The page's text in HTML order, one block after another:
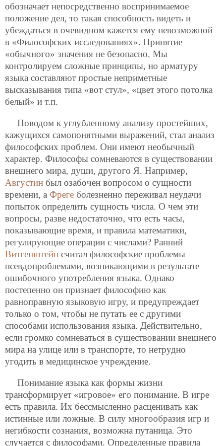
обозначает непосредственно воспринимаемое
положение дел, то такая способность видеть и
убеждаться в очевидном кажется ему невозможной
в «Философских исследованиях». Принятие
«обычного» значения не безопасно. Мы
контролируем сложные принципы, но арматуру
языка составляют простые неприметные
высказывания типа «вот стул», «цвет этого потолка
белый» и т.п.
Поводом к углубленному анализу простейших,
кажущихся самопонятными выражений, стал анализ
философских проблем. Они имеют необычный
характер. Философы сомневаются в существовании
внешнего мира, души, другого Я. Например,
Августин был озабочен вопросом о сущности
времени, а Фреге болезненно переживал неудачи
попыток определить сущность числа. О чем эти
вопросы, разве недостаточно, что есть часы,
показывающие время, и правила математики,
регулирующие операции с числами? Ранний
Витгенштейн считал философские проблемы
псевдопроблемами, возникающими в результате
ошибочного употребления языка. Однако
постепенно он признает философию как
равноправную языковую игру, и предупреждает
только о том, чтобы не путать ее с другими
способами использования языка. Действительно,
если громко сомневаться в существовании внешнего
мира на улице или в транспорте, то нетрудно
угодить в медицинское учреждение.
Понимание языка как формы жизни
трансформирует «игровое» его понимание. В игре
есть правила. Их бессмысленно расценивать как
истинные или ложные. В силу многообразия игр и
негибкости сознания, возможна путаница. Это
случается с философами. Определенные правила